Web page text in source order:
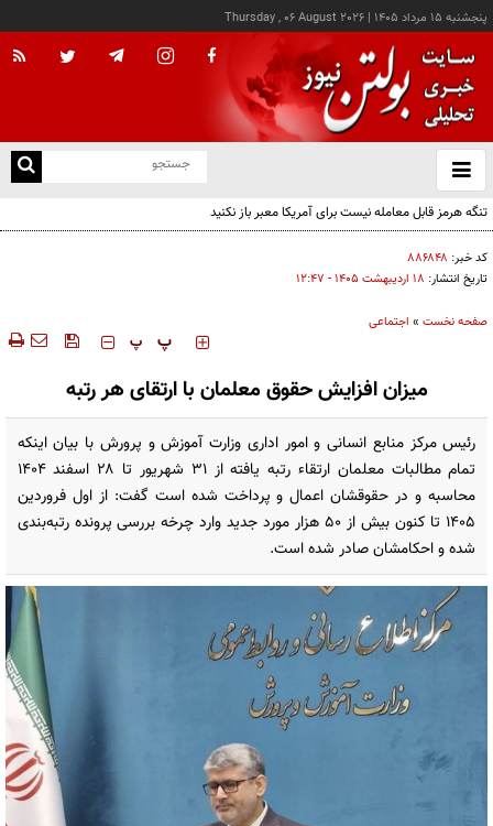
پنجشنبه ۱۵ مرداد ۱۴۰۵ |
Thursday , 06 August 2026
باز
و
تنگه هرمز قابل معامله نیست برای آمریکا معبر باز نکنید
کد خبر: ۸۸۶۸۴۸
تاریخ انتشار: ۱۸ ارديبهشت ۱۴۰۵ - ۱۲:۴۷
صفحه نخست » اجتماعی
‍‍‍ پ پ
میزان افزایش حقوق معلمان با ارتقای هر رتبه
رئیس مرکز منابع انسانی و امور اداری وزارت آموزش و پرورش با بیان اینکه
تمام مطالبات معلمان ارتقاء رتبه یافته از ۳۱ شهریور تا ۲۸ اسفند ۱۴۰۴
محاسبه و در حقوقشان اعمال و پرداخت شده است گفت: از اول فروردین
۱۴۰۵ تا کنون بیش از ۵۰ هزار مورد جدید وارد چرخه بررسی پرونده رتبه‌بندی
شده و احکامشان صادر شده است.